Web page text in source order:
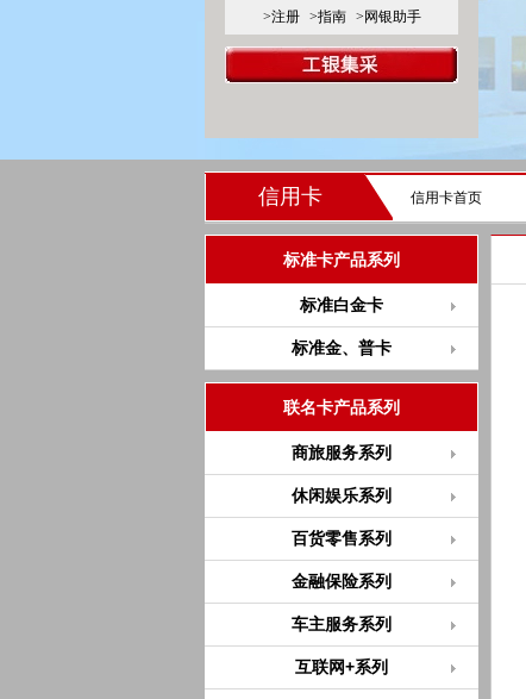
>注册 >指南 >网银助手
信用卡 信用卡首页
标准卡产品系列
标准白金卡
标准金、普卡
联名卡产品系列
商旅服务系列
休闲娱乐系列
百货零售系列
金融保险系列
车主服务系列
互联网+系列